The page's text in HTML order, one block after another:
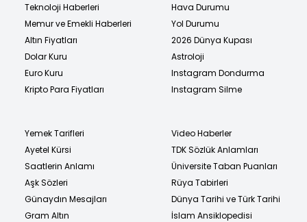
Teknoloji Haberleri
Memur ve Emekli Haberleri
Altın Fiyatları
Dolar Kuru
Euro Kuru
Kripto Para Fiyatları
Hava Durumu
Yol Durumu
2026 Dünya Kupası
Astroloji
Instagram Dondurma
Instagram Silme
Yemek Tarifleri
Ayetel Kürsi
Saatlerin Anlamı
Aşk Sözleri
Günaydın Mesajları
Gram Altın
Video Haberler
TDK Sözlük Anlamları
Üniversite Taban Puanları
Rüya Tabirleri
Dünya Tarihi ve Türk Tarihi
İslam Ansiklopedisi